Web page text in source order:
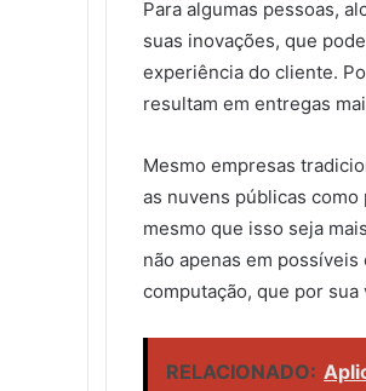
Para algumas pessoas,
suas inovações, que
experiência do cliente.
resultam em entregas
Mesmo empresas
as nuvens públicas
mesmo que isso seja
não apenas em
computação, que por
RELACIONADO: